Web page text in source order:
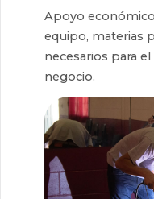
Apoyo
equipo, materias
necesarios para
negocio.